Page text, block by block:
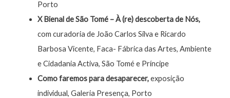
Porto
X Bienal de São Tomé – À (re) descoberta de Nós,
com curadoria de João Carlos Silva e Ricardo
Barbosa Vicente, Faca- Fábrica das Artes, Ambiente
e Cidadania Activa, São Tomé e Príncipe
Como faremos para desaparecer,exposição
individual, Galeria Presença, Porto